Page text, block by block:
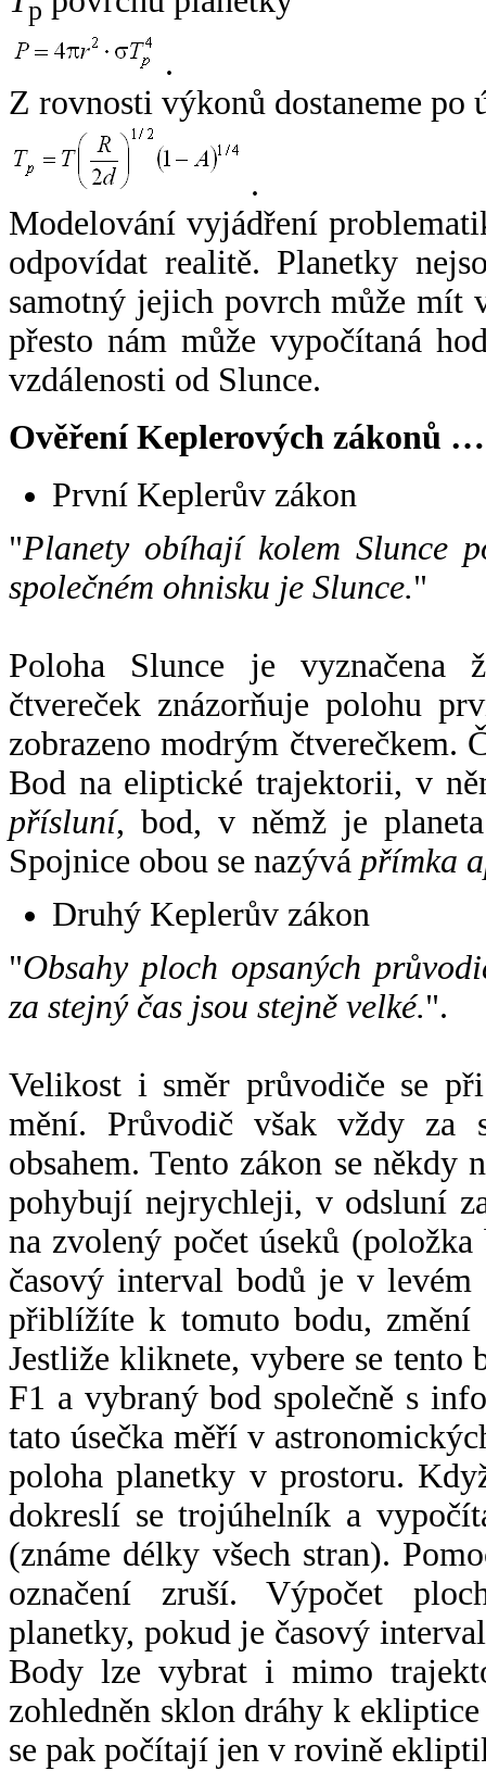
p
.
Z rovnosti výkonů dostaneme po
.
Modelování vyjádření
odpovídat realitě. Planetky
samotný jejich povrch může mít
přesto nám může vypočítaná
vzdálenosti od Slunce.
Ověření Keplerových zákonů …
První Keplerův zákon
"Planety obíhají kolem Slunce
společném ohnisku je Slunce."
Poloha Slunce je vyznačena
čtvereček znázorňuje polohu
zobrazeno modrým čtverečkem.
Bod na eliptické trajektorii, v
přísluní, bod, v němž je
Spojnice obou se nazývá přímka
Druhý Keplerův zákon
"Obsahy ploch opsaných
za stejný čas jsou stejně velké.".
Velikost i směr průvodiče se
mění. Průvodič však vždy za
obsahem. Tento zákon se někdy
pohybují nejrychleji, v odsluní
na zvolený počet úseků
časový interval bodů je v
přiblížíte k tomuto bodu,
Jestliže kliknete, vybere se tento
F1 a vybraný bod společně s
tato úsečka měří v
poloha planetky v prostoru.
dokreslí se trojúhelník a
(známe délky všech stran).
označení zruší. Výpočet
planetky, pokud je časový
Body lze vybrat i mimo
zohledněn sklon dráhy k
se pak počítají jen v rovině